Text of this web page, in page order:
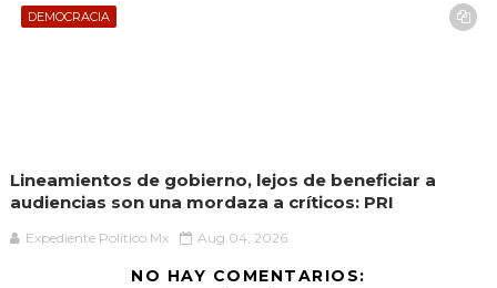
DEMOCRACIA
Lineamientos de gobierno, lejos de beneficiar a
audiencias son una mordaza a críticos: PRI
Expediente Político.Mx Aug 04, 2026
NO HAY COMENTARIOS: